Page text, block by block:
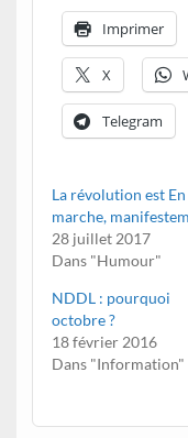
Imprimer
X
Telegram
La révolution est En
marche,
28 juillet 2017
Dans "Humour"
NDDL : pourquoi
octobre ?
18 février 2016
Dans "Information"